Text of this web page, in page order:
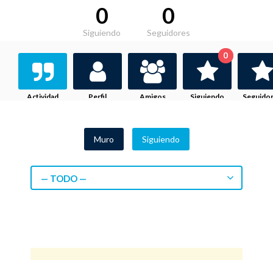
0
Siguiendo
0
Seguidores
Actividad Perfil Amigos Siguiendo
0
Muro Siguiendo
— TODO —